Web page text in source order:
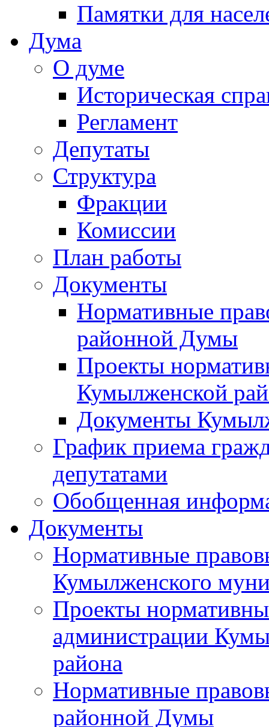
Памятки для
Дума
О думе
Историческая
Регламент
Депутаты
Структура
Фракции
Комиссии
План работы
Документы
Нормативные
районной Думы
Проекты
Кумылженской
Документы
График приема
депутатами
Обобщенная
Документы
Нормативные
Кумылженского
Проекты
администрации
района
Нормативные
районной Думы